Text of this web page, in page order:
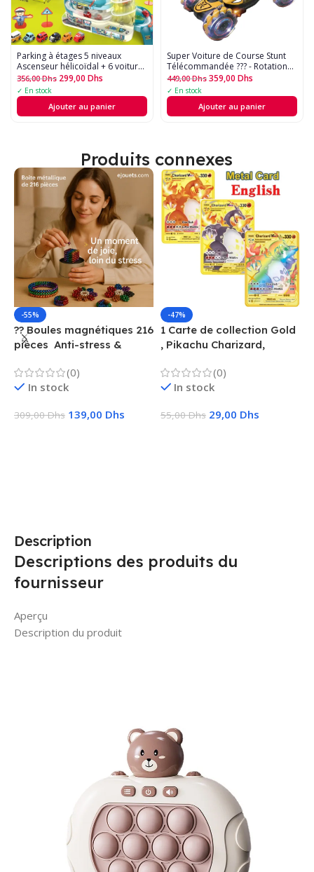
Parking à étages 5 niveaux 
Ascenseur hélicoïdal + 6 voitures
(24 places)
356,00Dhs 299,00 Dhs
✓ En stock
Ajouter au panier
Super Voiture de Course Stunt
Télécommandée ??? - Rotation
360°, Effets de Fumée, Musique
et Lumières LED
449,00Dhs 359,00 Dhs
✓ En stock
Ajouter au panier
Produits connexes
-55%
?? Boules magnétiques 216
pièces  Anti-stress &
(0)
In stock
309,00Dhs 139,00 Dhs
-47%
1 Carte de collection Gold
, Pikachu Charizard,
(0)
In stock
55,00Dhs 29,00 Dhs
Description
Descriptions des produits du
fournisseur
Aperçu
Description du produit